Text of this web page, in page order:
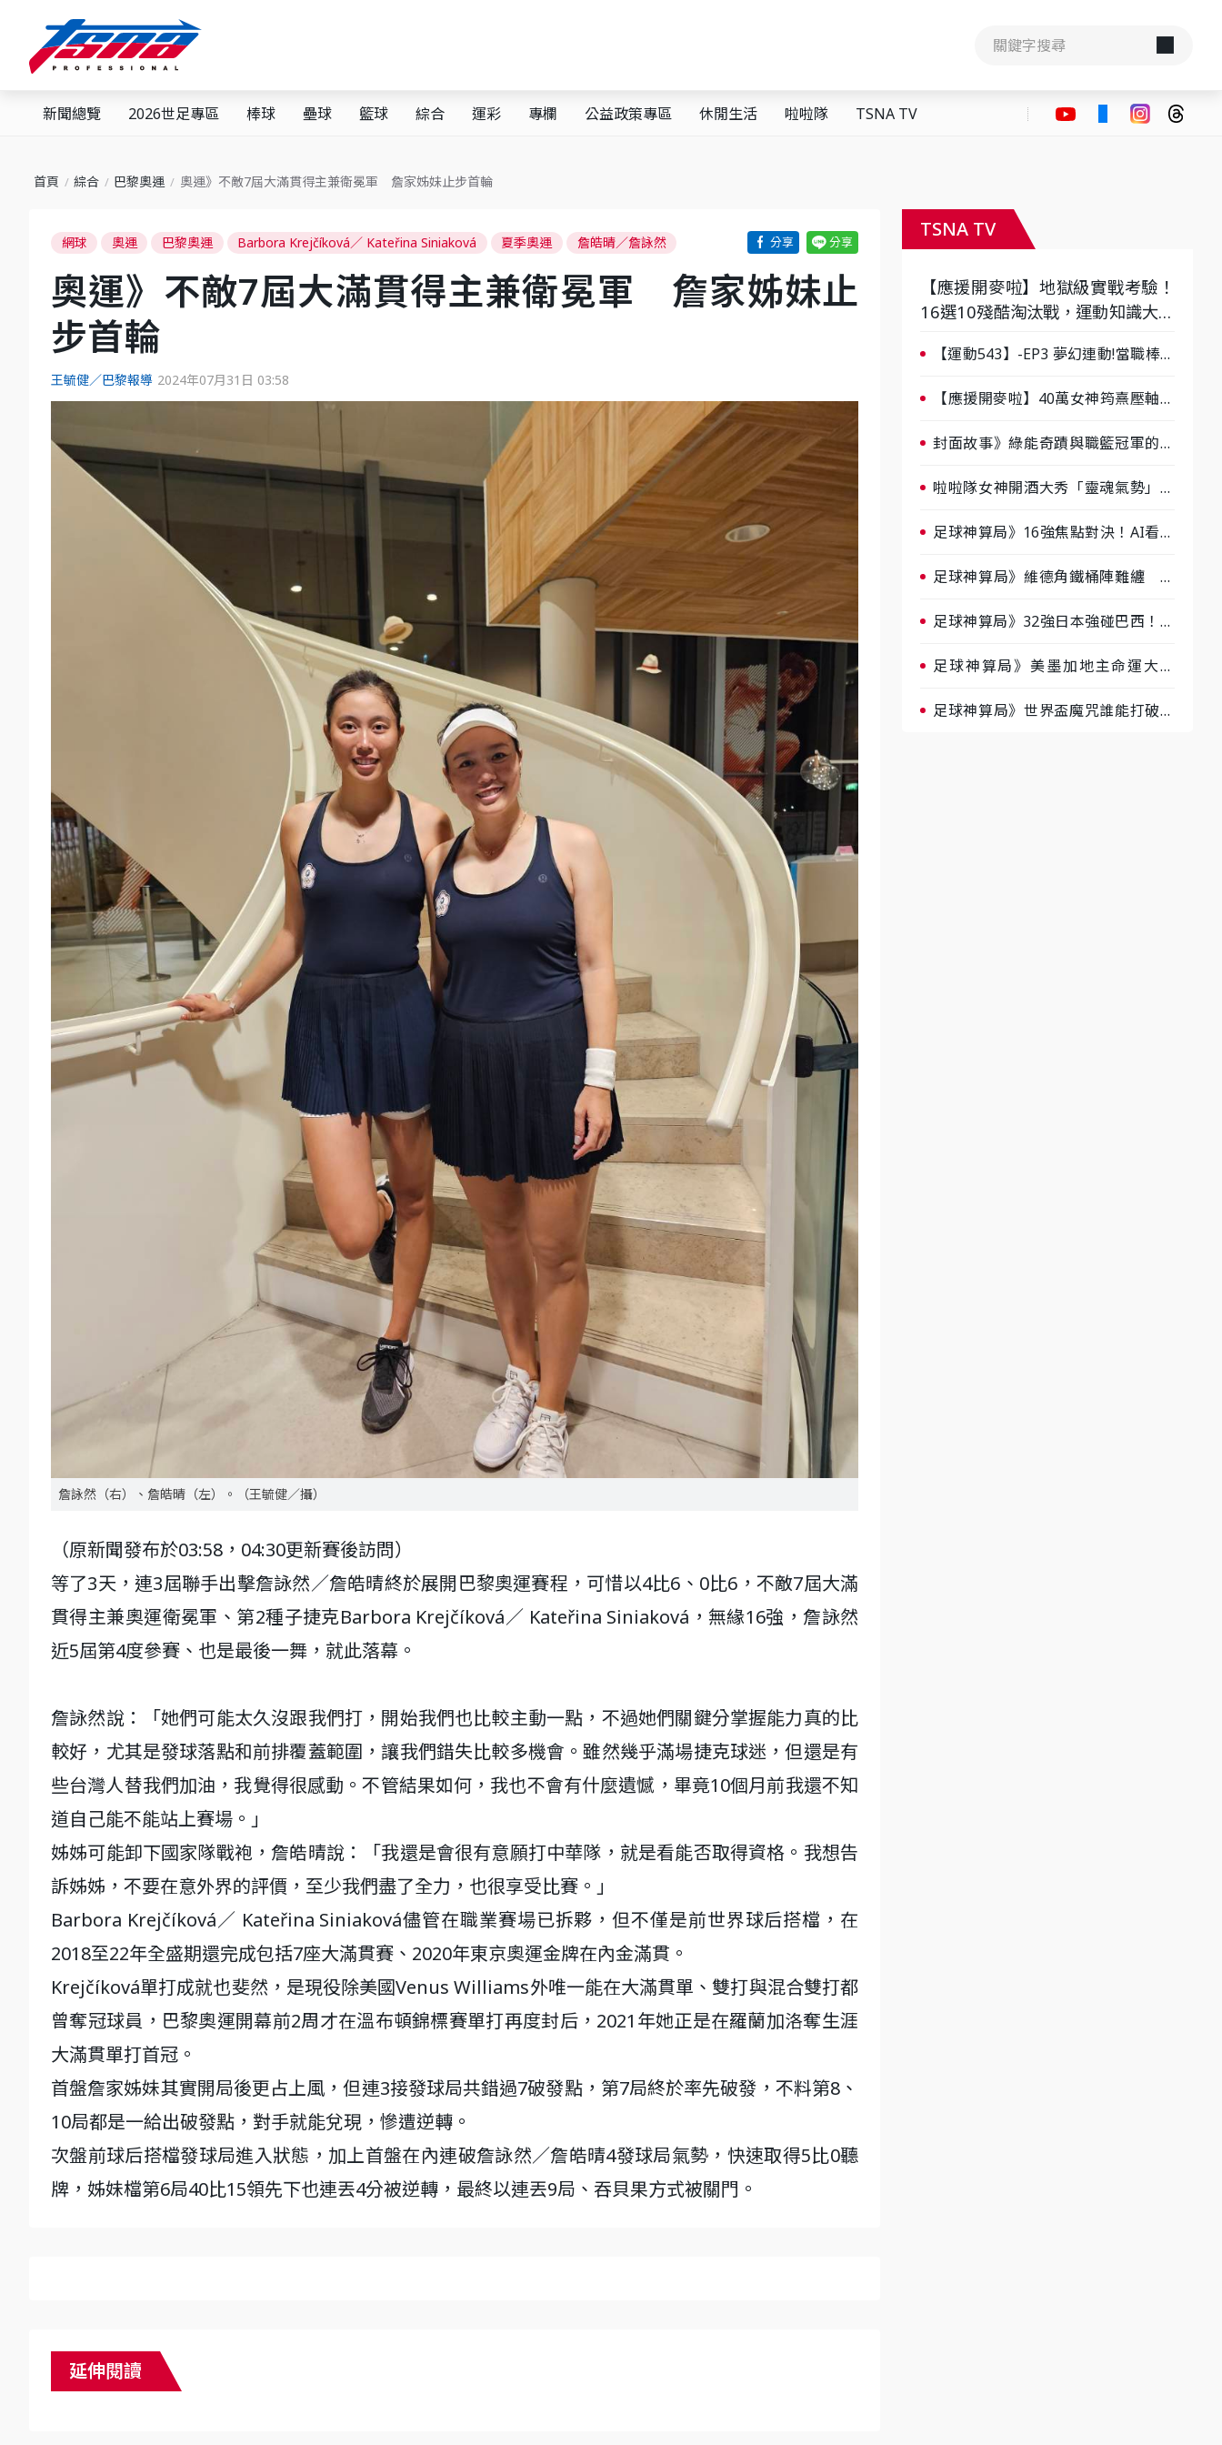
新聞總覽 2026世足專區 棒球 壘球 籃球 綜合 運彩 專欄 公益政策專區 休閒生活 啦啦隊 TSNA TV
首頁 綜合 巴黎奧運 奧運》不敵7屆大滿貫得主兼衛冕軍 詹家姊妹止步首輪
網球 奧運 巴黎奧運 Barbora Krejčíková／ Kateřina Siniaková 夏季奧運 詹皓晴／詹詠然
奧運》不敵7屆大滿貫得主兼衛冕軍 詹家姊妹止
步首輪
王毓健／巴黎報導 2024年07月31日 03:58
詹詠然（右）、詹皓晴（左）。（王毓健／攝）
（原新聞發布於03:58，04:30更新賽後訪問）
等了3天，連3屆聯手出擊詹詠然／詹皓晴終於展開巴黎奧運賽程，可惜以4比6、0比6，不敵7屆大滿
貫得主兼奧運衛冕軍、第2種子捷克Barbora Krejčíková／ Kateřina Siniaková，無緣16強，詹詠然
近5屆第4度參賽、也是最後一舞，就此落幕。
詹詠然說：「她們可能太久沒跟我們打，開始我們也比較主動一點，不過她們關鍵分掌握能力真的比
較好，尤其是發球落點和前排覆蓋範圍，讓我們錯失比較多機會。雖然幾乎滿場捷克球迷，但還是有
些台灣人替我們加油，我覺得很感動。不管結果如何，我也不會有什麼遺憾，畢竟10個月前我還不知
道自己能不能站上賽場。」
姊姊可能卸下國家隊戰袍，詹皓晴說：「我還是會很有意願打中華隊，就是看能否取得資格。我想告
訴姊姊，不要在意外界的評價，至少我們盡了全力，也很享受比賽。」
Barbora Krejčíková／ Kateřina Siniaková儘管在職業賽場已拆夥，但不僅是前世界球后搭檔，在
2018至22年全盛期還完成包括7座大滿貫賽、2020年東京奧運金牌在內金滿貫。
Krejčíková單打成就也斐然，是現役除美國Venus Williams外唯一能在大滿貫單、雙打與混合雙打都
曾奪冠球員，巴黎奧運開幕前2周才在溫布頓錦標賽單打再度封后，2021年她正是在羅蘭加洛奪生涯
大滿貫單打首冠。
首盤詹家姊妹其實開局後更占上風，但連3接發球局共錯過7破發點，第7局終於率先破發，不料第8、
10局都是一給出破發點，對手就能兌現，慘遭逆轉。
次盤前球后搭檔發球局進入狀態，加上首盤在內連破詹詠然／詹皓晴4發球局氣勢，快速取得5比0聽
牌，姊妹檔第6局40比15領先下也連丟4分被逆轉，最終以連丟9局、吞貝果方式被關門。
延伸閱讀
TSNA TV
【應援開麥啦】地獄級實戰考驗！
16選10殘酷淘汰戰，運動知識大會
【運動543】-EP3 夢幻連動!當職棒傳
【應援開麥啦】40萬女神筠熹壓軸！
比一個會-ep2
封面故事》綠能奇蹟與職籃冠軍的背
事》大談「心酸創業學」
啦啦隊女神開酒大秀「靈魂氣勢」！
大過招
足球神算局》16強焦點對決！AI看好
足球神算局》維德角鐵桶陣難纏 阿
足球神算局》32強日本強碰巴西！AI
爆冷
足球神算局》美墨加地主命運大解
足球神算局》世界盃魔咒誰能打破？